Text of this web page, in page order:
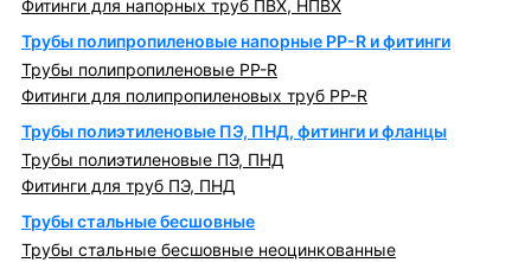
Фитинги для напорных труб ПВХ, НПВХ
Трубы полипропиленовые напорные PP-R и фитинги
Трубы полипропиленовые PP-R
Фитинги для полипропиленовых труб PP-R
Трубы полиэтиленовые ПЭ, ПНД, фитинги и фланцы
Трубы полиэтиленовые ПЭ, ПНД
Фитинги для труб ПЭ, ПНД
Трубы стальные бесшовные
Трубы стальные бесшовные неоцинкованные